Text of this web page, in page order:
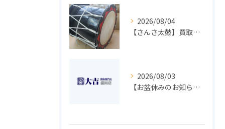
2026/08/04
【さんさ太鼓】買取 大吉盛岡店 楽器 買取します！！
2026/08/03
【お盆休みのお知らせ】買取専門 大吉 盛岡店